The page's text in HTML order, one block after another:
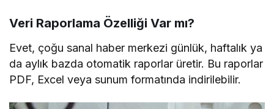
Veri Raporlama Özelliği Var mı?
Evet, çoğu sanal haber merkezi günlük, haftalık ya
da aylık bazda otomatik raporlar üretir. Bu raporlar
PDF, Excel veya sunum formatında indirilebilir.